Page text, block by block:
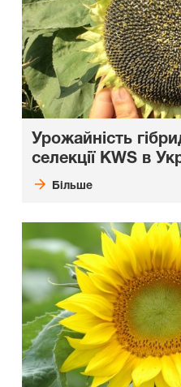
Урожайність
селекції KWS в
Більше